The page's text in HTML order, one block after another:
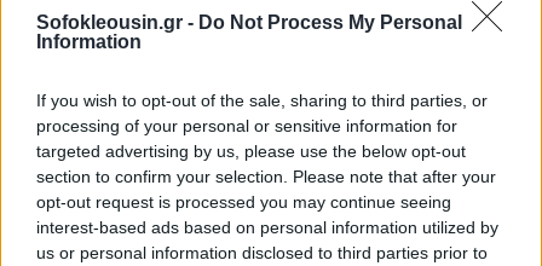
Sofokleousin.gr - Do Not Process My Personal
Information
If you wish to opt-out of the sale, sharing to third parties, or
processing of your personal or sensitive information for
targeted advertising by us, please use the below opt-out
section to confirm your selection. Please note that after your
opt-out request is processed you may continue seeing
interest-based ads based on personal information utilized by
us or personal information disclosed to third parties prior to